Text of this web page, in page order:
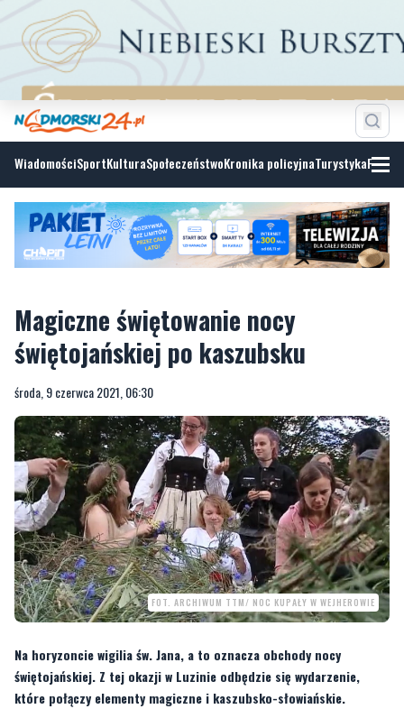
WiadomościSportKulturaSpołeczeństwoKronika policyjnaTurystyka
Magiczne świętowanie nocy
świętojańskiej po kaszubsku
środa, 9 czerwca 2021, 06:30
FOT. ARCHIWUM TTM/ NOC KUPAŁY W WEJHEROWIE
Na horyzoncie wigilia św. Jana, a to oznacza obchody nocy
świętojańskiej. Z tej okazji w Luzinie odbędzie się wydarzenie,
które połączy elementy magiczne i kaszubsko-słowiańskie.